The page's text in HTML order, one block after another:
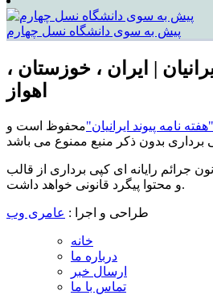
پیش به سوی دانشگاه نسل چهارم
| ایران ، خوزستان ،
اهواز
"هفته نامه پیوند ایرانیان"محفوظ است و
قانون جرائم رایانه ای کپی برداری از قالب
و محتوا پیگرد قانونی خواهد داشت.
طراحی و اجرا : عامری وب
خانه
درباره ما
ارسال خبر
تماس با ما